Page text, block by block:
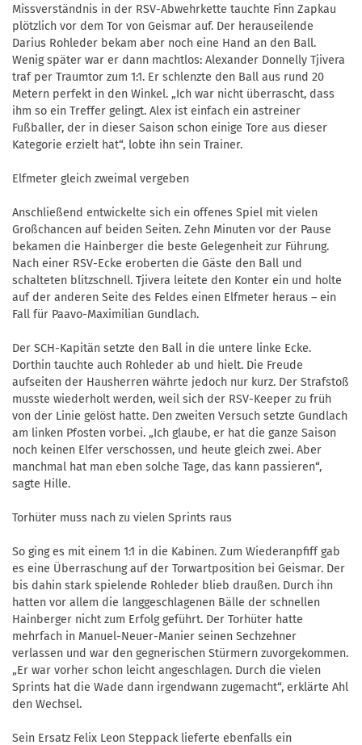
Missverständnis in der RSV-Abwehrkette tauchte Finn Zapkau
plötzlich vor dem Tor von Geismar auf. Der herauseilende
Darius Rohleder bekam aber noch eine Hand an den Ball.
Wenig später war er dann machtlos: Alexander Donnelly Tjivera
traf per Traumtor zum 1:1. Er schlenzte den Ball aus rund 20
Metern perfekt in den Winkel. „Ich war nicht überrascht, dass
ihm so ein Treffer gelingt. Alex ist einfach ein astreiner
Fußballer, der in dieser Saison schon einige Tore aus dieser
Kategorie erzielt hat“, lobte ihn sein Trainer.
Elfmeter gleich zweimal vergeben
Anschließend entwickelte sich ein offenes Spiel mit vielen
Großchancen auf beiden Seiten. Zehn Minuten vor der Pause
bekamen die Hainberger die beste Gelegenheit zur Führung.
Nach einer RSV-Ecke eroberten die Gäste den Ball und
schalteten blitzschnell. Tjivera leitete den Konter ein und holte
auf der anderen Seite des Feldes einen Elfmeter heraus – ein
Fall für Paavo-Maximilian Gundlach.
Der SCH-Kapitän setzte den Ball in die untere linke Ecke.
Dorthin tauchte auch Rohleder ab und hielt. Die Freude
aufseiten der Hausherren währte jedoch nur kurz. Der Strafstoß
musste wiederholt werden, weil sich der RSV-Keeper zu früh
von der Linie gelöst hatte. Den zweiten Versuch setzte Gundlach
am linken Pfosten vorbei. „Ich glaube, er hat die ganze Saison
noch keinen Elfer verschossen, und heute gleich zwei. Aber
manchmal hat man eben solche Tage, das kann passieren“,
sagte Hille.
Torhüter muss nach zu vielen Sprints raus
So ging es mit einem 1:1 in die Kabinen. Zum Wiederanpfiff gab
es eine Überraschung auf der Torwartposition bei Geismar. Der
bis dahin stark spielende Rohleder blieb draußen. Durch ihn
hatten vor allem die langgeschlagenen Bälle der schnellen
Hainberger nicht zum Erfolg geführt. Der Torhüter hatte
mehrfach in Manuel-Neuer-Manier seinen Sechzehner
verlassen und war den gegnerischen Stürmern zuvorgekommen.
„Er war vorher schon leicht angeschlagen. Durch die vielen
Sprints hat die Wade dann irgendwann zugemacht“, erklärte Ahl
den Wechsel.
Sein Ersatz Felix Leon Steppack lieferte ebenfalls ein